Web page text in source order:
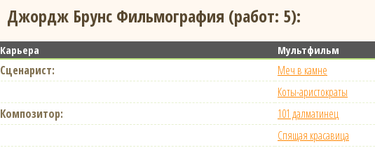
Джордж Брунс Фильмография (работ: 5):
Карьера Мультфильм
Сценарист: Меч в камне
Коты-аристократы
Композитор:
101 далматинец
Спящая красавица